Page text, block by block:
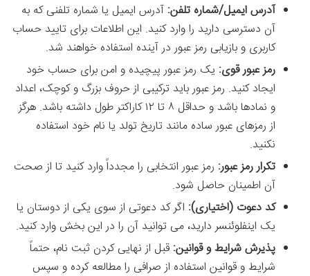
آدرس ایمیل/شماره تلفن: آدرس ایمیل یا شماره تلفنی که به
آن دسترسی دارید را وارد کنید. این اطلاعات برای تایید حساب
کاربری و بازیابی رمز عبور در آینده استفاده خواهند شد.
رمز عبور قوی: یک رمز عبور پیچیده و امن برای حساب خود
ایجاد کنید. رمز عبور باید ترکیبی از حروف بزرگ و کوچک، اعداد
و نمادها باشد و حداقل ۸ تا ۱۲ کاراکتر طول داشته باشد. هرگز
از رمزهای عبور ساده مانند تاریخ تولد یا نام خود استفاده
نکنید.
تکرار رمز عبور: رمز عبور انتخابی را مجدداً وارد کنید تا از صحت
آن اطمینان حاصل شود.
کد دعوت (اختیاری): اگر کد دعوتی از سوی یکی از دوستان یا
یک اینفلوئنسر دارید، می توانید آن را در این بخش وارد کنید.
پذیرش شرایط و قوانین: قبل از نهایی کردن ثبت نام، حتماً
شرایط و قوانین استفاده از صرافی را مطالعه کرده و سپس